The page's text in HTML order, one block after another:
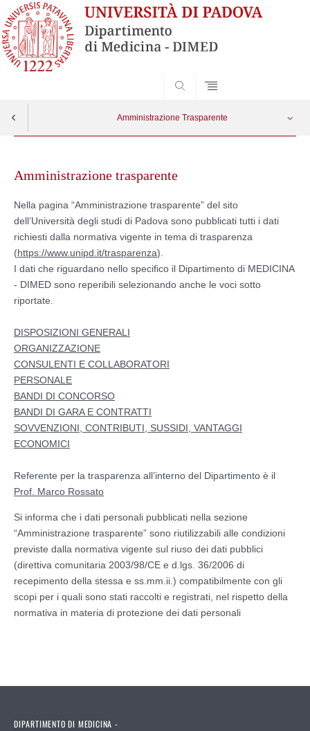
Amministrazione Trasparente
CONSULENTI E COLLABORATORI
BANDI DI CONCORSO
BANDI DI GARA E CONTRATTI
SERVIZI EROGATI
contentAmministrazione trasparente
Nella pagina “Amministrazione trasparente” del sito
dell’Università degli studi di Padova sono pubblicati tutti i dati
richiesti dalla normativa vigente in tema di trasparenza
(https://www.unipd.it/trasparenza).
I dati che riguardano nello specifico il Dipartimento di MEDICINA
- DIMED sono reperibili selezionando anche le voci sotto
riportate.
DISPOSIZIONI GENERALI
ORGANIZZAZIONE
CONSULENTI E COLLABORATORI
PERSONALE
BANDI DI CONCORSO
BANDI DI GARA E CONTRATTI
SOVVENZIONI, CONTRIBUTI, SUSSIDI, VANTAGGI
ECONOMICI
Referente per la trasparenza all’interno del Dipartimento è il
Prof. Marco Rossato
Si informa che i dati personali pubblicati nella sezione
“Amministrazione trasparente” sono riutilizzabili alle condizioni
previste dalla normativa vigente sul riuso dei dati pubblici
(direttiva comunitaria 2003/98/CE e d.lgs. 36/2006 di
recepimento della stessa e ss.mm.ii.) compatibilmente con gli
scopi per i quali sono stati raccolti e registrati, nel rispetto della
normativa in materia di protezione dei dati personali
DIPARTIMENTO DI MEDICINA -